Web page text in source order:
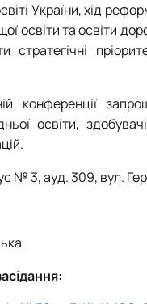
України, хід
освіти та освіти
стратегічні
конференції
освіти,
№ 3, ауд. 309, вул.